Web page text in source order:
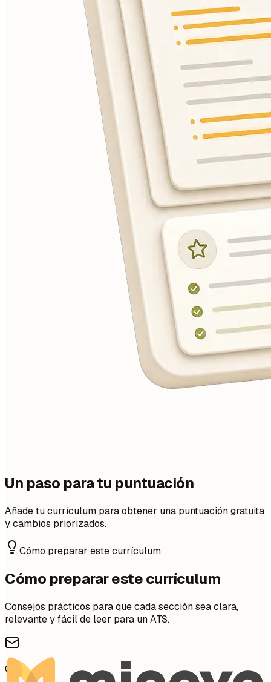
Un paso para tu puntuación
Añade tu currículum para obtener una puntuación gratuita
y cambios priorizados.
Cómo preparar este currículum
Cómo preparar este currículum
Consejos prácticos para que cada sección sea clara,
relevante y fácil de leer para un ATS.
01